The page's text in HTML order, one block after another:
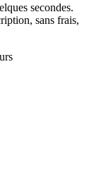
secondes.
sans frais,